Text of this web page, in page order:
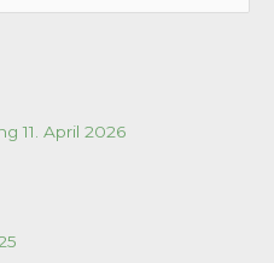
11. April 2026